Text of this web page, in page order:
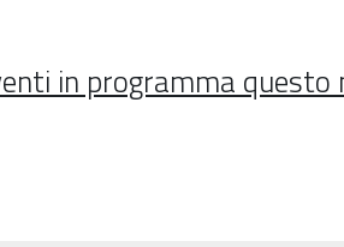
in programma questo